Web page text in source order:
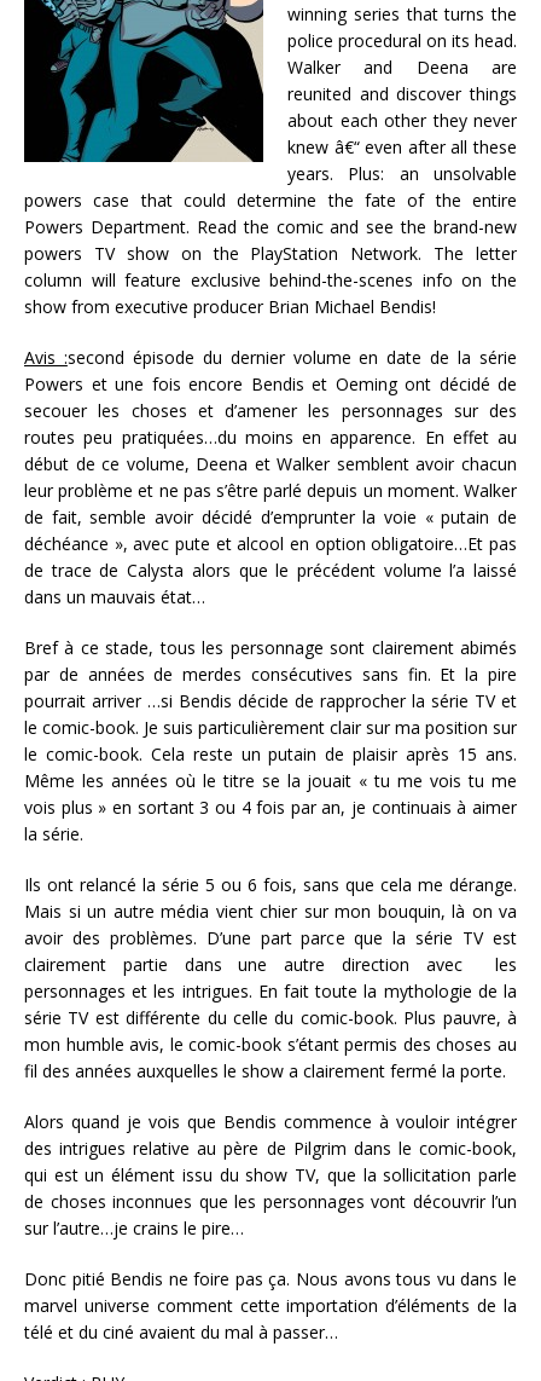
winning series that turns the
police procedural on its head.
Walker and Deena are
reunited and discover things
about each other they never
knew â€“ even after all these
years. Plus: an unsolvable
powers case that could determine the fate of the entire
Powers Department. Read the comic and see the brand-new
powers TV show on the PlayStation Network. The letter
column will feature exclusive behind-the-scenes info on the
show from executive producer Brian Michael Bendis!
Avis :second épisode du dernier volume en date de la série
Powers et une fois encore Bendis et Oeming ont décidé de
secouer les choses et d’amener les personnages sur des
routes peu pratiquées…du moins en apparence. En effet au
début de ce volume, Deena et Walker semblent avoir chacun
leur problème et ne pas s’être parlé depuis un moment. Walker
de fait, semble avoir décidé d’emprunter la voie « putain de
déchéance », avec pute et alcool en option obligatoire…Et pas
de trace de Calysta alors que le précédent volume l’a laissé
dans un mauvais état…
Bref à ce stade, tous les personnage sont clairement abimés
par de années de merdes consécutives sans fin. Et la pire
pourrait arriver …si Bendis décide de rapprocher la série TV et
le comic-book. Je suis particulièrement clair sur ma position sur
le comic-book. Cela reste un putain de plaisir après 15 ans.
Même les années où le titre se la jouait « tu me vois tu me
vois plus » en sortant 3 ou 4 fois par an, je continuais à aimer
la série.
Ils ont relancé la série 5 ou 6 fois, sans que cela me dérange.
Mais si un autre média vient chier sur mon bouquin, là on va
avoir des problèmes. D’une part parce que la série TV est
clairement partie dans une autre direction avec les
personnages et les intrigues. En fait toute la mythologie de la
série TV est différente du celle du comic-book. Plus pauvre, à
mon humble avis, le comic-book s’étant permis des choses au
fil des années auxquelles le show a clairement fermé la porte.
Alors quand je vois que Bendis commence à vouloir intégrer
des intrigues relative au père de Pilgrim dans le comic-book,
qui est un élément issu du show TV, que la sollicitation parle
de choses inconnues que les personnages vont découvrir l’un
sur l’autre…je crains le pire…
Donc pitié Bendis ne foire pas ça. Nous avons tous vu dans le
marvel universe comment cette importation d’éléments de la
télé et du ciné avaient du mal à passer…